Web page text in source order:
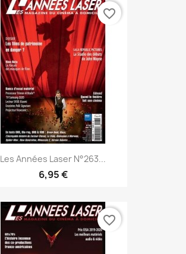
Les Années Laser N°263...
6,95 €
favorite_border
favorite_border